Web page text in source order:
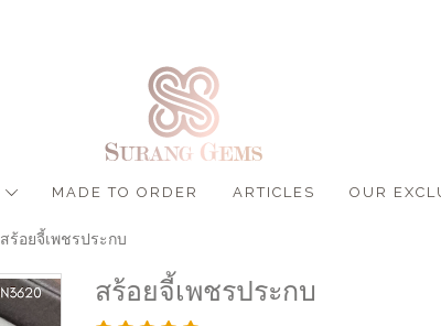
MADE TO ORDER ARTICLES OUR
สร้อยจี้เพชรประกบ
สร้อยจี้เพชรประกบ